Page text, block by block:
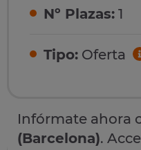
Nº Plazas: 1
Tipo: Oferta
Infórmate ahora
(Barcelona).